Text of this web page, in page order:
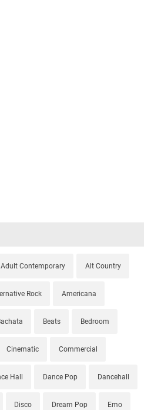
Adult Contemporary Alt Country
Rock Americana
Beats Bedroom
Cinematic Commercial
Hall Dance Pop Dancehall
Disco Dream Pop Emo